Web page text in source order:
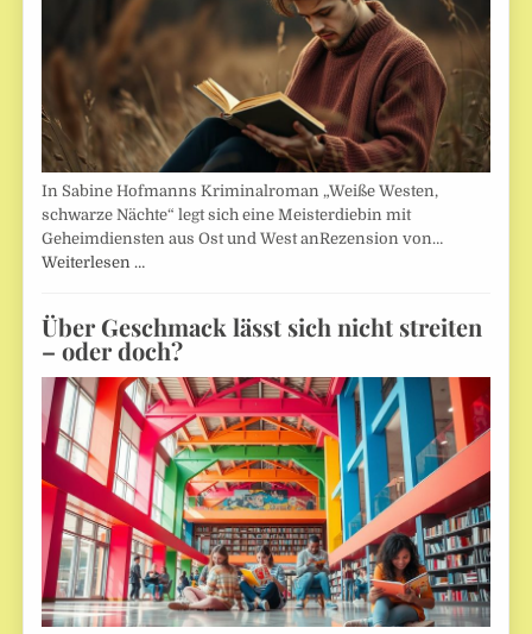
In Sabine Hofmanns Kriminalroman „Weiße Westen,
schwarze Nächte“ legt sich eine Meisterdiebin mit
Geheimdiensten aus Ost und West anRezension von…
Weiterlesen …
Über Geschmack lässt sich nicht streiten
– oder doch?